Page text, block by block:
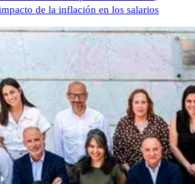
de la inflación en los salarios